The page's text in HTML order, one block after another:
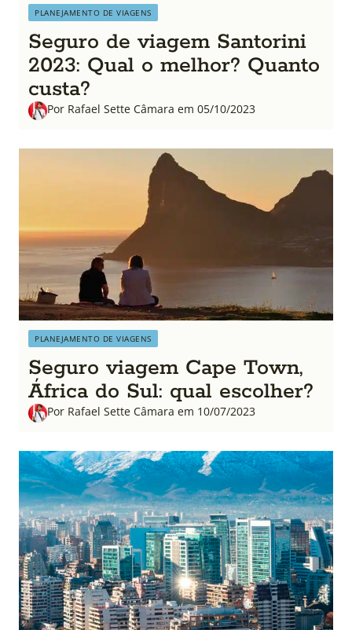
PLANEJAMENTO DE VIAGENS
Seguro de viagem Santorini
2023: Qual o melhor? Quanto
custa?
Por Rafael Sette Câmara em 05/10/2023
PLANEJAMENTO DE VIAGENS
Seguro viagem Cape Town,
África do Sul: qual escolher?
Por Rafael Sette Câmara em 10/07/2023